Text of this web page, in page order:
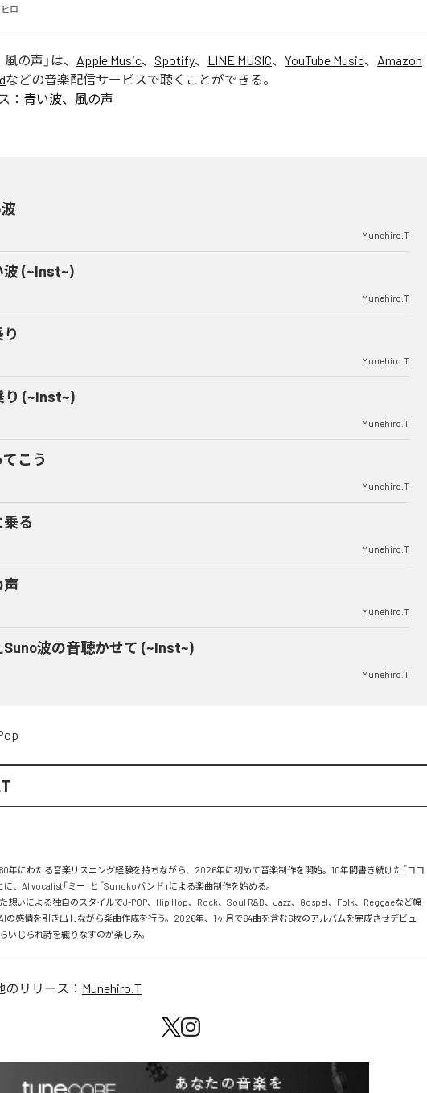
ロ
風の声 」は、 Apple Music、 Spotify、 LINE MUSIC、 YouTube Music、 Amazon
などの音楽配信サービスで聴くことができる。
： 青い波、風の声
Munehiro.T
波 (~Inst~)
Munehiro.T
Munehiro.T
り (~Inst~)
Munehiro.T
こう
Munehiro.T
る
Munehiro.T
声
Munehiro.T
Suno波の音聴かせて (~Inst~)
Munehiro.T
年にわたる音楽リスニング経験を持ちながら、2026年に初めて音楽制作を開始。10年間書き続けた「ココ
に、AI vocalist「ミー」と「Sunokoバンド」による楽曲制作を始める。
想いによる独自のスタイルでJ-POP、Hip Hop、Rock、Soul R&B、Jazz、Gospel、Folk、Reggaeなど幅
の感情を引き出しながら楽曲作成を行う。2026年、1ヶ月で64曲を含む6枚のアルバムを完成させデビュ
いじられ詩を織りなすのが楽しみ。
のリリース： Munehiro.T